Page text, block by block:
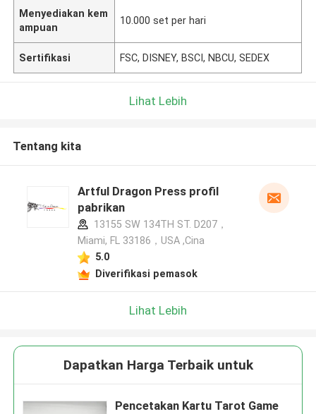
Menyediakan kem
ampuan
10.000 set per hari
Sertifikasi FSC, DISNEY, BSCI, NBCU, SEDEX
Lihat Lebih
Tentang kita
Artful Dragon Press profil
pabrikan
13155 SW 134TH ST. D207，
Miami, FL 33186，USA ,Cina
5.0
Diverifikasi pemasok
Lihat Lebih
Dapatkan Harga Terbaik untuk
Pencetakan Kartu Tarot Game